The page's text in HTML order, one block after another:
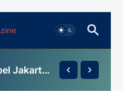
STOIKIOMETRI by Bimbel Jakarta Timur